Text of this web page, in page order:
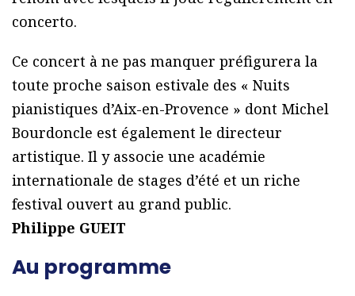
concerto.
Ce concert à ne pas manquer préfigurera la
toute proche saison estivale des « Nuits
pianistiques d’Aix-en-Provence » dont Michel
Bourdoncle est également le directeur
artistique. Il y associe une académie
internationale de stages d’été et un riche
festival ouvert au grand public.
Philippe GUEIT
Au programme